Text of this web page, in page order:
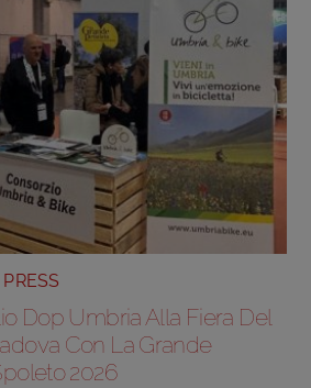
PRESS
Dop Umbria Alla Fiera Del
Con La Grande
2026